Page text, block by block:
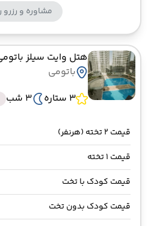
مشاوره و رزرو
هتل وایت سیلز
باتومی
3 ستاره
3 شب
قیمت 2 تخته (هرنفر)
قیمت 1 تخته
قیمت کودک با تخت
قیمت کودک بدون تخت